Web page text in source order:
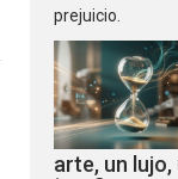
prejuicio.
arte, un